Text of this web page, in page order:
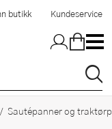
butikk Kundeservice
Sautépanner og